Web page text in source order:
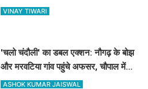
को बताए स्तनपान के लाभ
VINAY TIWARI
'चलो चंदौली' का डबल एक्शन: नौगढ़ के बोझ
और मरवटिया गांव पहुंचे अफसर, चौपाल में
सुनीं जनसमस्याएं
ASHOK KUMAR JAISWAL